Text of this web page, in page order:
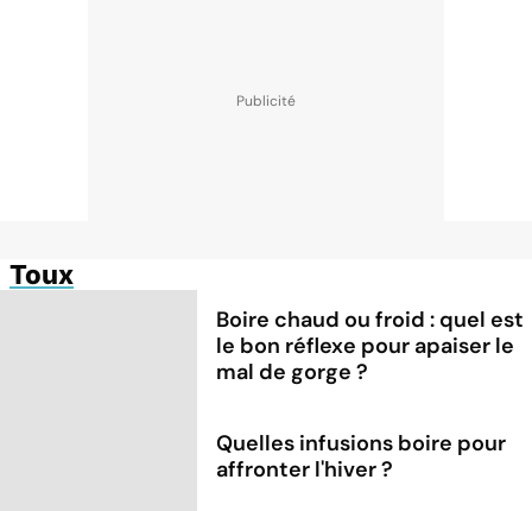
Toux
Boire chaud ou froid : quel est
le bon réflexe pour apaiser le
mal de gorge ?
Quelles infusions boire pour
affronter l'hiver ?